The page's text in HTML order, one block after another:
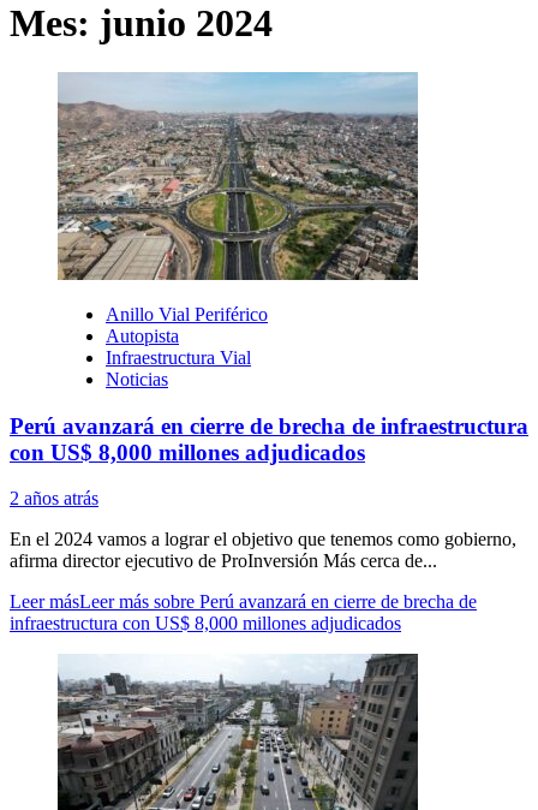
Mes: junio 2024
Anillo Vial Periférico
Autopista
Infraestructura Vial
Noticias
Perú avanzará en cierre de brecha de infraestructura
con US$ 8,000 millones adjudicados
2 años atrás
En el 2024 vamos a lograr el objetivo que tenemos como gobierno,
afirma director ejecutivo de ProInversión Más cerca de...
Leer másLeer más sobre Perú avanzará en cierre de brecha de
infraestructura con US$ 8,000 millones adjudicados